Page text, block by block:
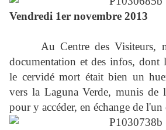
Vendredi 1er novembre 2013
Au Centre des Visiteurs,
documentation et des infos, dont
le cervidé mort était bien un
vers la Laguna Verde, munis de
pour y accéder, en échange de l'un